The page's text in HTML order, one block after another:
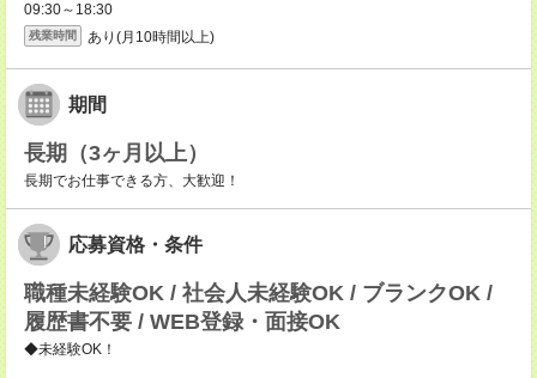
09:30～18:30
残業時間 あり(月10時間以上)
期間
長期（3ヶ月以上）
長期でお仕事できる方、大歓迎！
応募資格・条件
職種未経験OK / 社会人未経験OK / ブランクOK /
履歴書不要 / WEB登録・面接OK
◆未経験OK！